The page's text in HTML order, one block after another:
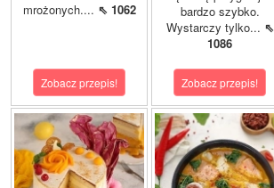
mrożonych.... ⇖ 1062
Zobacz przepis!
bardzo szybko.
Wystarczy tylko... ⇖
1086
Zobacz przepis!